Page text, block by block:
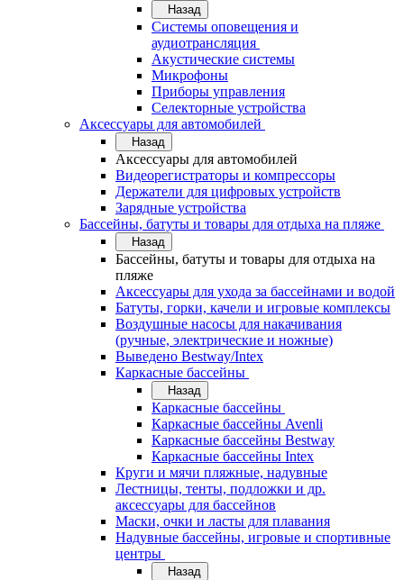
Назад
Системы оповещения и
аудиотрансляция
Акустические системы
Микрофоны
Приборы управления
Селекторные устройства
Аксессуары для автомобилей
Назад
Аксессуары для автомобилей
Видеорегистраторы и компрессоры
Держатели для цифровых устройств
Зарядные устройства
Бассейны, батуты и товары для отдыха на пляже
Назад
Бассейны, батуты и товары для отдыха на
пляже
Аксессуары для ухода за бассейнами и водой
Батуты, горки, качели и игровые комплексы
Воздушные насосы для накачивания
(ручные, электрические и ножные)
Выведено Bestway/Intex
Каркасные бассейны
Назад
Каркасные бассейны
Каркасные бассейны Avenli
Каркасные бассейны Bestway
Каркасные бассейны Intex
Круги и мячи пляжные, надувные
Лестницы, тенты, подложки и др.
аксессуары для бассейнов
Маски, очки и ласты для плавания
Надувные бассейны, игровые и спортивные
центры
Назад